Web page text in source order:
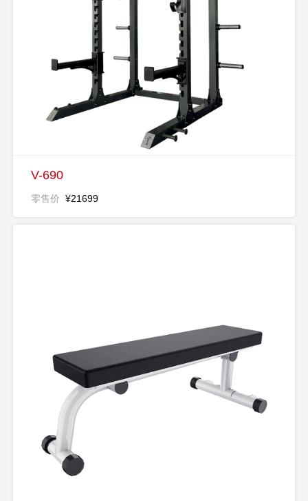
V-690
零售价 ¥21699